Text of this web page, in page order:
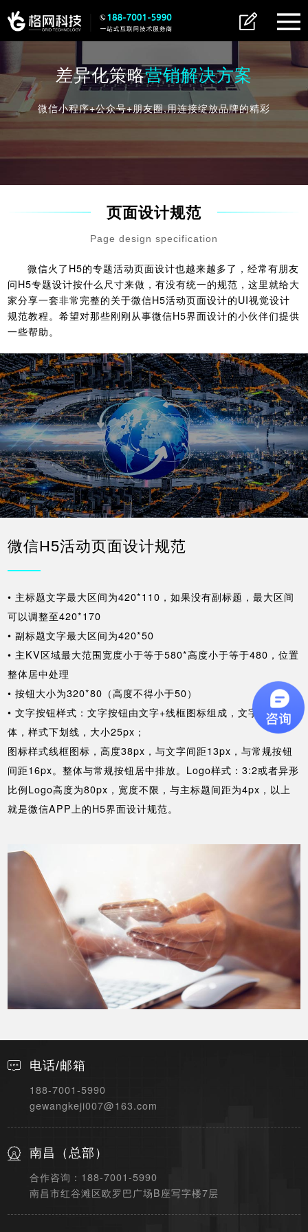
差异化策略营销解决方案
微信小程序+公众号+朋友圈,用连接绽放品牌的精彩
页面设计规范
Page design specification
微信火了H5的专题活动页面设计也越来越多了，经常有朋友
问H5专题设计按什么尺寸来做，有没有统一的规范，这里就给大
家分享一套非常完整的关于微信H5活动页面设计的UI视觉设计
规范教程。希望对那些刚刚从事微信H5界面设计的小伙伴们提供
一些帮助。
微信H5活动页面设计规范
• 主标题文字最大区间为420*110，如果没有副标题，最大区间
可以调整至420*170
• 副标题文字最大区间为420*50
• 主KV区域最大范围宽度小于等于580*高度小于等于480，位置
整体居中处理
• 按钮大小为320*80（高度不得小于50）
• 文字按钮样式：文字按钮由文字+线框图标组成，文字选择黑
体，样式下划线，大小25px；
图标样式线框图标，高度38px，与文字间距13px，与常规按钮
间距16px。整体与常规按钮居中排放。Logo样式：3:2或者异形
比例Logo高度为80px，宽度不限，与主标题间距为4px，以上
就是微信APP上的H5界面设计规范。
电话/邮箱
188-7001-5990
gewangkeji007@163.com
南昌（总部）
合作咨询：188-7001-5990
南昌市红谷滩区欧罗巴广场B座写字楼7层